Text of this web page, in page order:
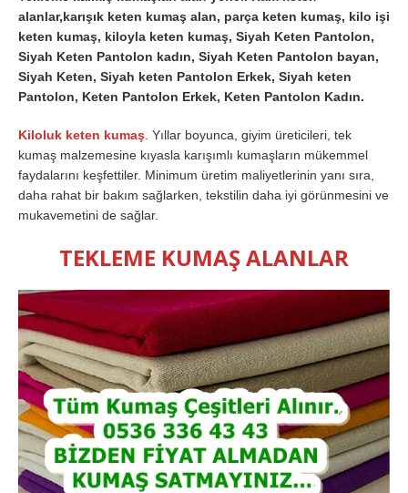
alanlar,karışık keten kumaş alan, parça keten kumaş, kilo işi
keten kumaş, kiloyla keten kumaş, Siyah Keten Pantolon,
Siyah Keten Pantolon kadın, Siyah Keten Pantolon bayan,
Siyah Keten, Siyah keten Pantolon Erkek, Siyah keten
Pantolon, Keten Pantolon Erkek, Keten Pantolon Kadın.
Kiloluk keten kumaş . Yıllar boyunca, giyim üreticileri, tek
kumaş malzemesine kıyasla karışımlı kumaşların mükemmel
faydalarını keşfettiler. Minimum üretim maliyetlerinin yanı sıra,
daha rahat bir bakım sağlarken, tekstilin daha iyi görünmesini ve
mukavemetini de sağlar.
TEKLEME KUMAŞ ALANLAR